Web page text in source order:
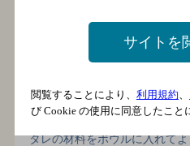
タレの材料をボウルに入れて
サイトを
閲覧することにより、 利用規約
び Cookie の使用に同意したこと